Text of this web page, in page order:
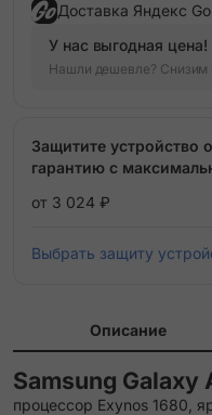
Доставка Яндекс
У нас выгодная цена!
Нашли дешевле? Снизим
Защитите устройство
гарантию с
от 3 024 ₽
Выбрать защиту
Описание
Samsung Galaxy
процессор Exynos 1680,